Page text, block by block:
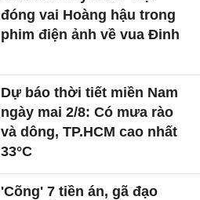
đóng vai Hoàng hậu trong
phim điện ảnh về vua Đinh
Dự báo thời tiết miền Nam
ngày mai 2/8: Có mưa rào
và dông, TP.HCM cao nhất
33°C
'Cõng' 7 tiền án, gã đạo